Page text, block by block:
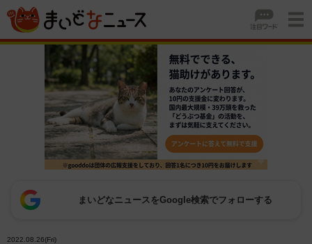
まいどなニュースをGoogle検索でフォローする
2022.08.26(Fri)